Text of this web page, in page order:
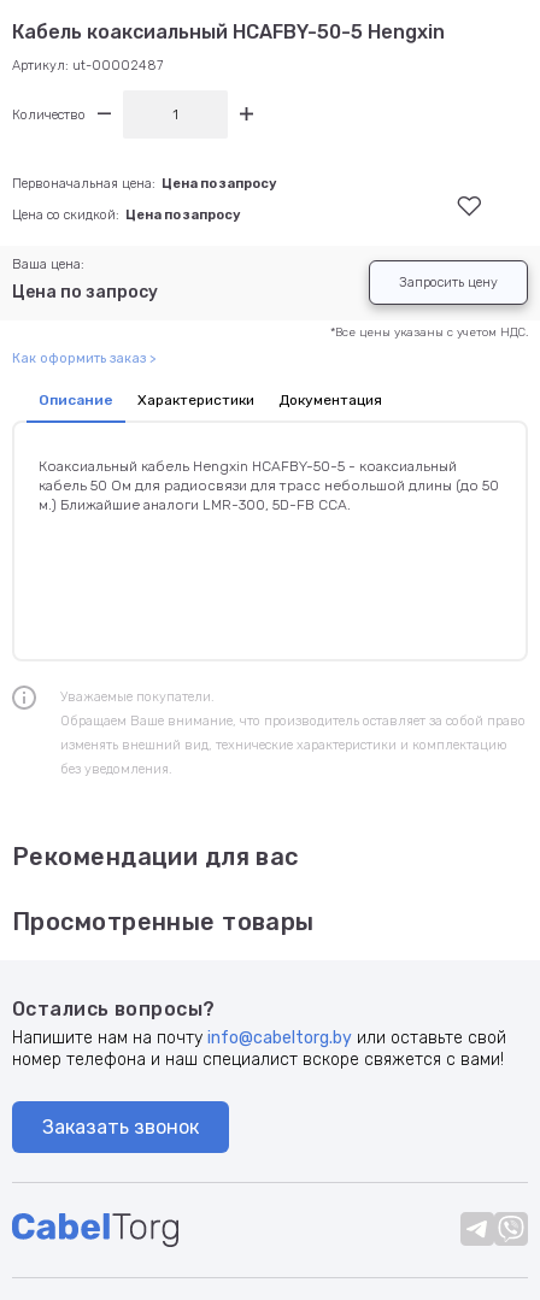
Кабель коаксиальный HCAFBY-50-5 Hengxin
Артикул: ut-00002487
Количество
Ваша цена:
Цена по запросу
Первоначальная цена: Цена по запросу
Цена со скидкой: Цена по запросу
*Все цены указаны с учетом НДС.
Запросить цену
Как оформить заказ >
Описание Характеристики Документация
Коаксиальный кабель Hengxin HCAFBY-50-5 - коаксиальный
кабель 50 Ом для радиосвязи для трасс небольшой длины (до 50
м.) Ближайшие аналоги LMR-300, 5D-FB CCA.
Уважаемые покупатели.
Обращаем Ваше внимание, что производитель оставляет за собой право
изменять внешний вид, технические характеристики и комплектацию
без уведомления.
Рекомендации для вас
Просмотренные товары
Остались вопросы?
Напишите нам на почту info@cabeltorg.by или оставьте свой
номер телефона и наш специалист вскоре свяжется с вами!
Заказать звонок